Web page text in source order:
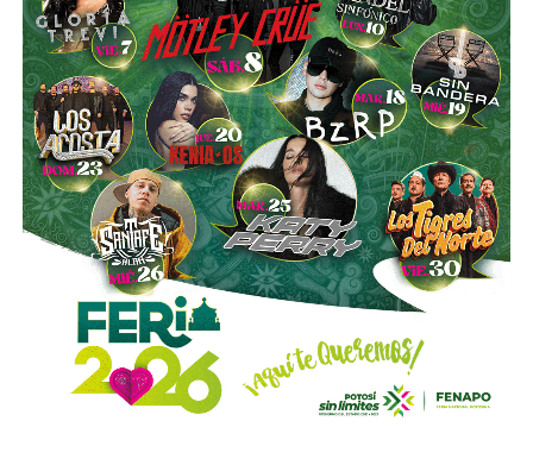
del voto de la empresa, independientemente de cuánto
capital tenga cada quien. En resumidas cuentas, aunque
Emilio Azcárraga tiene el poder de decisión,el mismo
financiero que reparte el control de El Realito con los
dos hombres más poderosos de Televisa está, al
mismo tiempo, camino a convertirse en el mayor
dueño accionario de la propia televisora.
La dirigente explicó queel proceso legislativo
continuaráa partir de septiembre, cuando elCongreso
reanude actividades y se retomen las mesas de trabajo
con dependencias estatales para definir el funcionamiento
del sistema y el presupuesto necesario para su
implementación.
Hernández Noriegainformó que el estado enfrenta un
cambio demográficoque hará cada vez más urgente
contar con una política pública de cuidados. Señaló que
San Luis Potosíregistra una
disminución en la natalidad
y un aumento en la población adulta mayor, lo que
incrementará la demanda
de personas cuidadoras.
quién va a cuidar
a esos viejitos, y quién